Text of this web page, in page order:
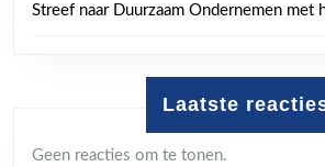
Streef naar Duurzaam Ondernemen met
Laatste
Geen reacties om te tonen.